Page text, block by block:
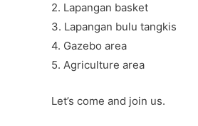
2. Lapangan basket
3. Lapangan bulu tangkis
4. Gazebo area
5. Agriculture area
Let’s come and join us.